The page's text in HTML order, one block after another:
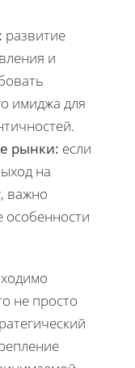
развитие
и
имиджа для
рынки: если
на
важно
особенности
не просто